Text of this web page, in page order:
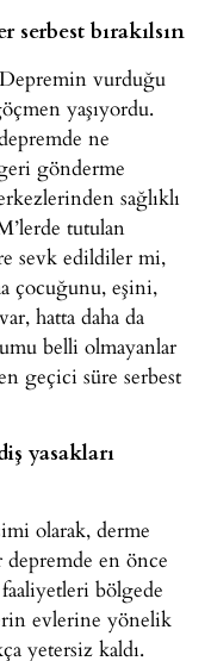
serbest bırakılsın
vurduğu
yaşıyordu.
ne
gönderme
sağlıklı
tutulan
sevk edildiler mi,
çocuğunu, eşini,
hatta daha da
belli olmayanlar
geçici süre serbest
yasakları
olarak, derme
depremde en önce
bölgede
evlerine yönelik
yetersiz kaldı.